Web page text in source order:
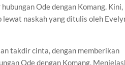
Ode dengan Komang. Kini,
lewat naskah yang ditulis oleh
takdir cinta, dengan memberikan
Ode dengan Komang.